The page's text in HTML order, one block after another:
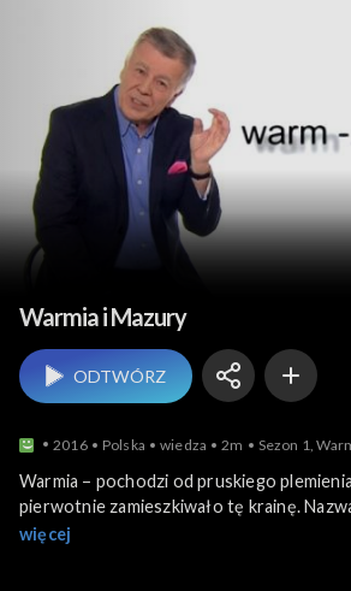
Warmia i Mazury
ODTWÓRZ
2016 Polska wiedza 2m Sezon 1,
Warmia – pochodzi od pruskiego
pierwotnie zamieszkiwało tę krainę.
rdzeń warm – o znaczeniu czerwony. A
więcej